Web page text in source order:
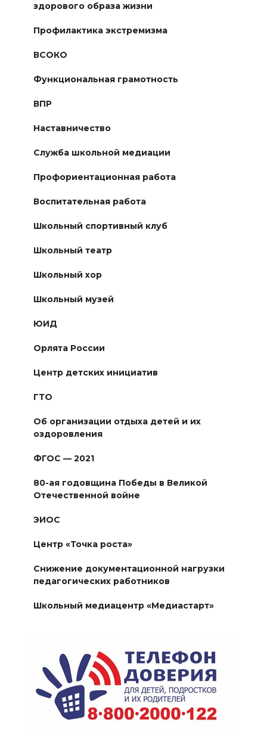
здорового образа жизни
Профилактика экстремизма
ВСОКО
Функциональная грамотность
ВПР
Наставничество
Служба школьной медиации
Профориентационная работа
Воспитательная работа
Школьный спортивный клуб
Школьный театр
Школьный хор
Школьный музей
ЮИД
Орлята России
Центр детских инициатив
ГТО
Об организации отдыха детей и их
оздоровления
ФГОС — 2021
80-ая годовщина Победы в Великой
Отечественной войне
ЭИОС
Центр «Точка роста»
Снижение документационной нагрузки
педагогических работников
Школьный медиацентр «Медиастарт»